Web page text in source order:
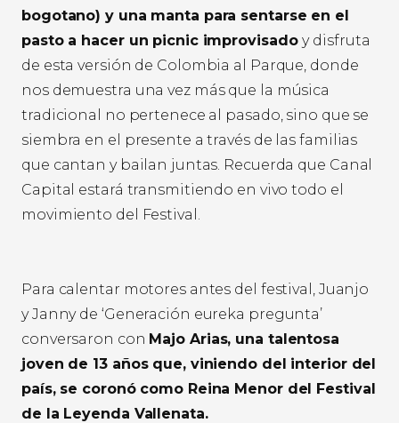
bogotano) y una manta para sentarse en el
pasto a hacer un picnic improvisadoy disfruta
de esta versión de Colombia al Parque, donde
nos demuestra una vez más que la música
tradicional no pertenece al pasado, sino que se
siembra en el presente a través de las familias
que cantan y bailan juntas. Recuerda que Canal
Capital estará transmitiendo en vivo todo el
movimiento del Festival.
Para calentar motores antes del festival, Juanjo
y Janny de ‘Generación eureka pregunta’
conversaron con Majo Arias, una talentosa
joven de 13 años que, viniendo del interior del
país, se coronó como Reina Menor del Festival
de la Leyenda Vallenata.